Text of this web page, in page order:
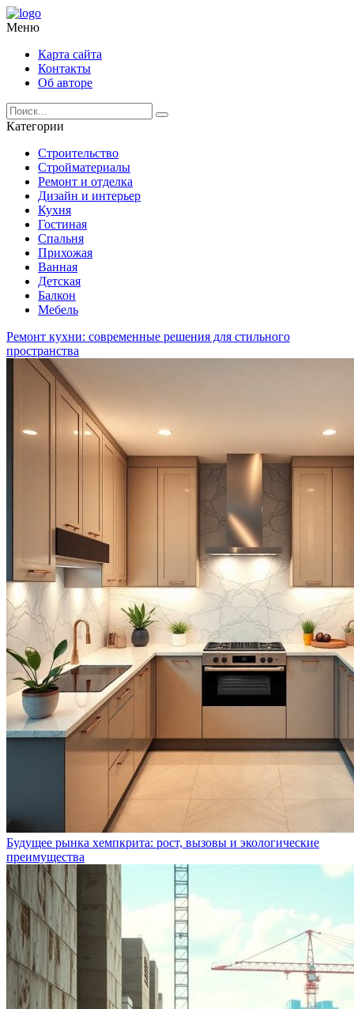
Меню
Карта сайта
Контакты
Об авторе
Категории
Строительство
Стройматериалы
Ремонт и отделка
Дизайн и интерьер
Кухня
Гостиная
Спальня
Прихожая
Ванная
Детская
Балкон
Мебель
Ремонт кухни: современные решения для стильного
пространства
Будущее рынка хемпкрита: рост, вызовы и экологические
преимущества